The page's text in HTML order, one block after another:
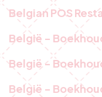
Belgian POS
België -
België -
België -